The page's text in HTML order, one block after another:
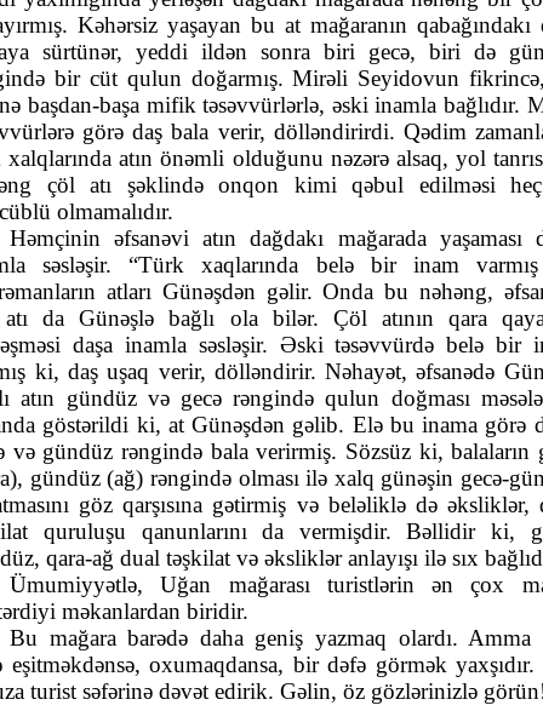
Kəhərsiz yaşayan bu at mağaranın qabağındakı
sürtünər, yeddi ildən sonra biri gecə, biri də
bir cüt qulun doğarmış. Mirəli Seyidovun
başdan-başa mifik təsəvvürlərlə, əski inamla bağlıdır.
görə daş bala verir, dölləndirirdi. Qədim
atın önəmli olduğunu nəzərə alsaq, yol
çöl atı şəklində onqon kimi qəbul edilməsi
olmamalıdır.
Həmçinin əfsanəvi atın dağdakı mağarada yaşaması
səsləşir. “Türk xaqlarında belə bir inam
atları Günəşdən gəlir. Onda bu nəhəng,
da Günəşlə bağlı ola bilər. Çöl atının qara
daşa inamla səsləşir. Əski təsəvvürdə belə bir
ki, daş uşaq verir, dölləndirir. Nəhayət, əfsanədə
atın gündüz və gecə rəngində qulun doğması
göstərildi ki, at Günəşdən gəlib. Elə bu inama görə
və gündüz rəngində bala verirmiş. Sözsüz ki, balaların
gündüz (ağ) rəngində olması ilə xalq günəşin gecə-
göz qarşısına gətirmiş və beləliklə də əksliklər,
quruluşu qanunlarını da vermişdir. Bəllidir ki,
qara-ağ dual təşkilat və əksliklər anlayışı ilə sıx
Ümumiyyətlə, Uğan mağarası turistlərin ən çox
məkanlardan biridir.
Bu mağara barədə daha geniş yazmaq olardı. Amma
eşitməkdənsə, oxumaqdansa, bir dəfə görmək
turist səfərinə dəvət edirik. Gəlin, öz gözlərinizlə